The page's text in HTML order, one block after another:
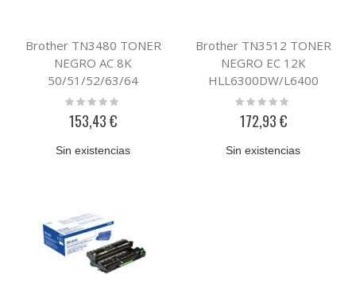
Brother TN3480 TONER
NEGRO AC 8K
50/51/52/63/64
Rating:
153,43 €
Sin existencias
Brother TN3512 TONER
NEGRO EC 12K
HLL6300DW/L6400
Rating:
172,93 €
Sin existencias